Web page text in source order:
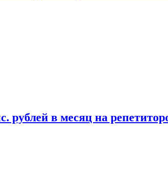
рублей в месяц на